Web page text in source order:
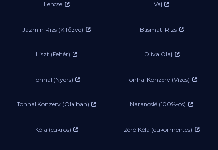
Lencse Vaj
Jázmin Rizs (Kifőzve) Basmati Rizs
Liszt (Fehér) Oliva Olaj
Tonhal (Nyers) Tonhal Konzerv (Vízes)
Tonhal Konzerv (Olajban) Narancslé (100%-os)
Kóla (cukros) Zéró Kóla (cukormentes)